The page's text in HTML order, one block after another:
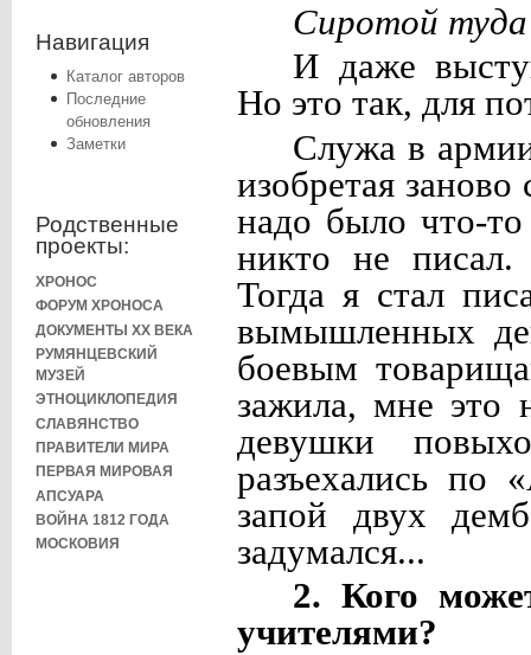
Навигация
Каталог авторов
Последние
обновления
Заметки
Родственные
проекты:
ХРОНОС
ФОРУМ ХРОНОСА
ДОКУМЕНТЫ XX ВЕКА
РУМЯНЦЕВСКИЙ
МУЗЕЙ
ЭТНОЦИКЛОПЕДИЯ
СЛАВЯНСТВО
ПРАВИТЕЛИ МИРА
ПЕРВАЯ МИРОВАЯ
АПСУАРА
ВОЙНА 1812 ГОДА
МОСКОВИЯ
Сиротой
И даже
Но это так, для
Служа в
изобретая
надо было что-
никто не писал.
Тогда я стал
вымышленных
боевым
зажила, мне это
девушки
разъехались по
запой двух
задумался...
2. Кого
учителями?